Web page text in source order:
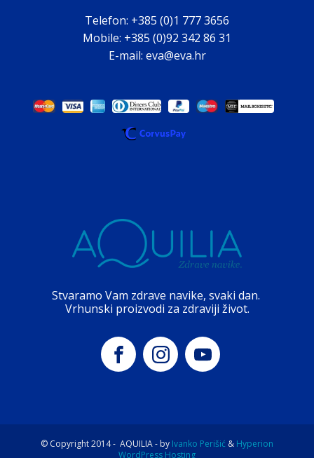
Telefon: +385 (0)1 777 3656
Mobile: +385 (0)92 342 86 31
E-mail: eva@eva.hr
Stvaramo Vam zdrave navike, svaki dan.
Vrhunski proizvodi za zdraviji život.
© Copyright 2014 - AQUILIA - by Ivanko Perišić & Hyperion
WordPress Hosting